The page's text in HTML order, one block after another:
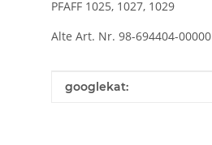
PFAFF 1025, 1027, 1029
Alte Art. Nr. 98-694404-00000
Produkteigenschaft
Wert
googlekat: